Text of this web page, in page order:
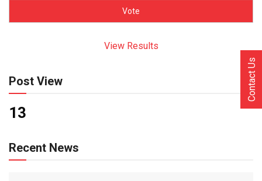
View Results
Post View
13
Recent News
Contact Us